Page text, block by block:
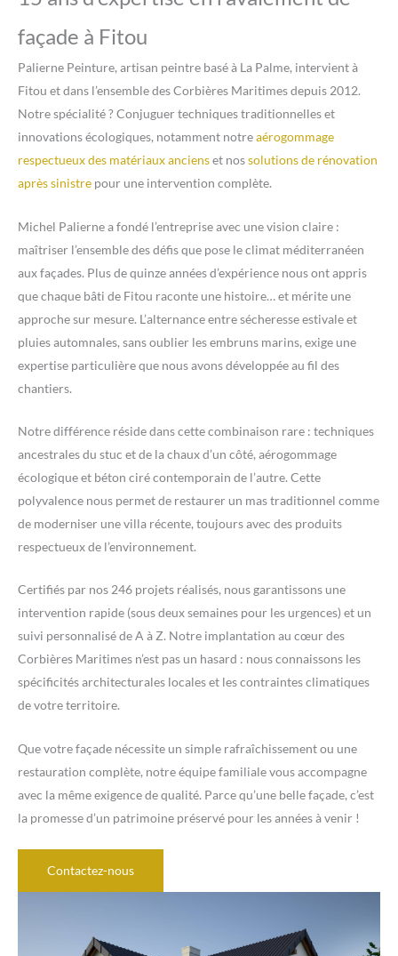
façade à Fitou
Palierne Peinture, artisan peintre basé à La Palme, intervient à
Fitou et dans l’ensemble des Corbières Maritimes depuis 2012.
Notre spécialité ? Conjuguer techniques traditionnelles et
innovations écologiques, notamment notreaérogommage
respectueux des matériaux ancienset nossolutions de rénovation
après sinistre pour une intervention complète.
Michel Palierne a fondé l’entreprise avec une vision claire :
maîtriser l’ensemble des défis que pose le climat méditerranéen
aux façades. Plus de quinze années d’expérience nous ont appris
que chaque bâti de Fitou raconte une histoire… et mérite une
approche sur mesure. L’alternance entre sécheresse estivale et
pluies automnales, sans oublier les embruns marins, exige une
expertise particulière que nous avons développée au fil des
chantiers.
Notre différence réside dans cette combinaison rare : techniques
ancestrales du stuc et de la chaux d’un côté, aérogommage
écologique et béton ciré contemporain de l’autre. Cette
polyvalence nous permet de restaurer un mas traditionnel comme
de moderniser une villa récente, toujours avec des produits
respectueux de l’environnement.
Certifiés par nos 246 projets réalisés, nous garantissons une
intervention rapide (sous deux semaines pour les urgences) et un
suivi personnalisé de A à Z. Notre implantation au cœur des
Corbières Maritimes n’est pas un hasard : nous connaissons les
spécificités architecturales locales et les contraintes climatiques
de votre territoire.
Que votre façade nécessite un simple rafraîchissement ou une
restauration complète, notre équipe familiale vous accompagne
avec la même exigence de qualité. Parce qu’une belle façade, c’est
la promesse d’un patrimoine préservé pour les années à venir !
Contactez-nous